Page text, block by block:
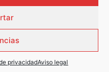
privacidadAviso legal
DE PRIVACIDAD